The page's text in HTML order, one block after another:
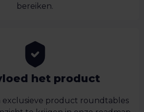
bereiken.
het product
exclusieve product roundtables